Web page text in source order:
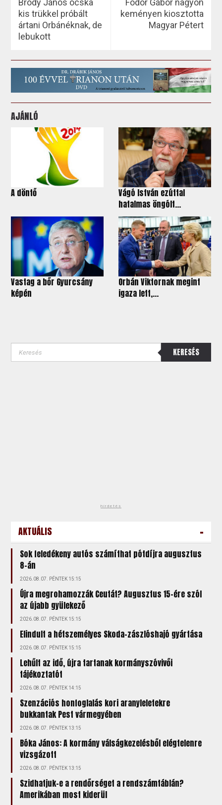
Bródy János ócska
kis trükkel próbált
ártani Orbánéknak, de
lebukott
Fodor Gábor nagyon
keményen kiosztotta
Magyar Pétert
AJÁNLÓ
A döntő
Vágó István ezúttal
hatalmas öngólt...
Vastag a bőr Gyurcsány
képén
Orbán Viktornak megint
igaza lett,...
KERESÉS
hirdetés
AKTUÁLIS -
Sok feledékeny autós számíthat pótdíjra augusztus
8-án
2026.08.07. PÉNTEK 15:15
Újra megrohamozzák Ceutát? Augusztus 15-ére szól
az újabb gyülekező
2026.08.07. PÉNTEK 15:15
Elindult a hétszemélyes Skoda-zászlóshajó gyártása
2026.08.07. PÉNTEK 15:15
Lehűlt az idő, újra tartanak kormányszóvivői
tájékoztatót
2026.08.07. PÉNTEK 14:15
Szenzációs honfoglalás kori aranyleletekre
bukkantak Pest vármegyében
2026.08.07. PÉNTEK 13:15
Bóka János: A kormány válságkezelésből elégtelenre
vizsgázott
2026.08.07. PÉNTEK 13:15
Szidhatjuk-e a rendőrséget a rendszámtáblán?
Amerikában most kiderül